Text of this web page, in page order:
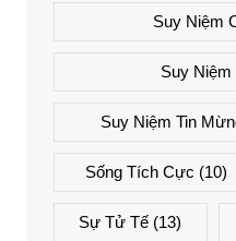
Suy Niệm
Suy
Suy Niệm Tin
Sống Tích Cực (10)
Sự Tử Tế (13)